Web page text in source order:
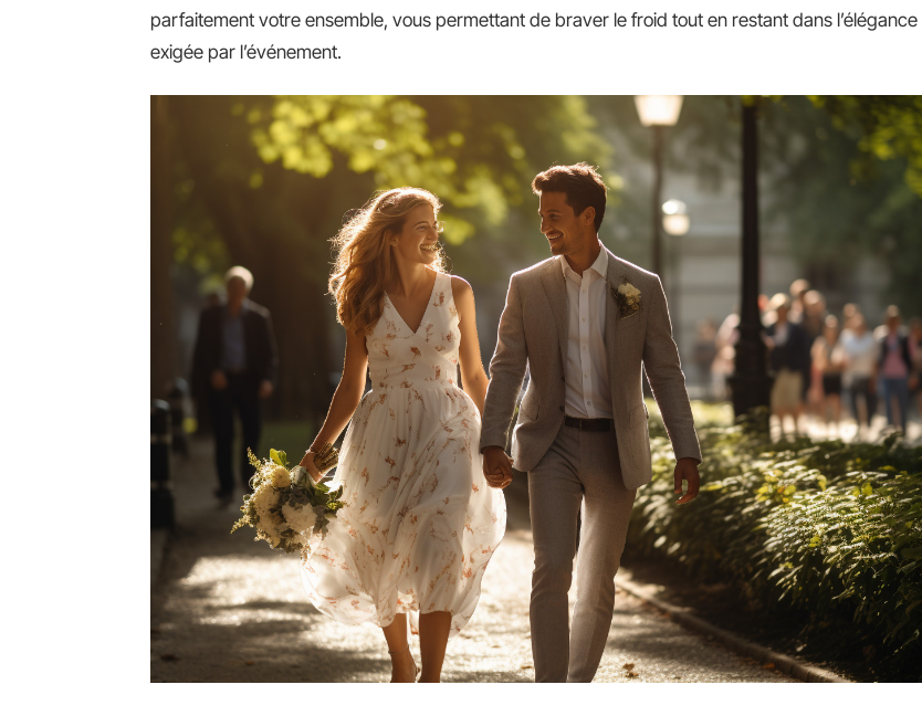
parfaitement votre ensemble, vous permettant de braver le froid tout en restant dans l’élégance
exigée par l’événement.